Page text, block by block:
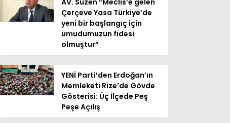
AV. Süzen “Meclis’e gelen
Çerçeve Yasa Türkiye’de
yeni bir başlangıç için
umudumuzun fidesi
olmuştur”
YENİ Parti’den Erdoğan’ın
Memleketi Rize’de Gövde
Gösterisi: Üç İlçede Peş
Peşe Açılış